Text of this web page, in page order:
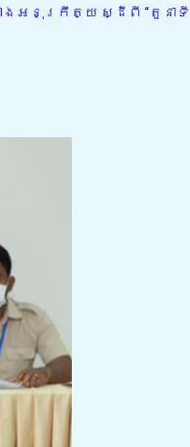
ាងអនុក្រឹត្យ ស្ដីពី “តួន